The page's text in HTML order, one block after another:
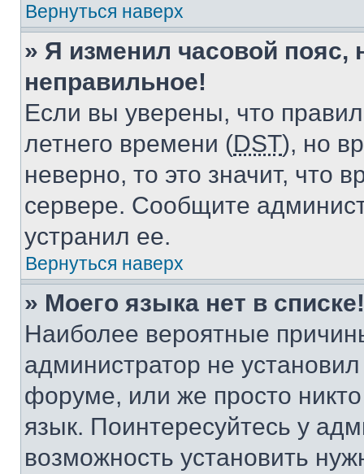
Вернуться наверх
» Я изменил часовой пояс,
неправильное!
Если вы уверены, что
летнего времени (DST), но
неверно, то это значит, что
сервере. Сообщите
устранил ее.
Вернуться наверх
» Моего языка нет в списке!
Наиболее вероятные
администратор не
форуме, или же просто
язык. Поинтересуйтесь у
возможность установить